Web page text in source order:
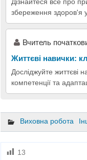
збереження здоров'я у
Вчитель
Життєві навички:
Досліджуйте життєві
компетенції та
Виховна робота
13